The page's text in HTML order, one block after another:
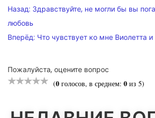
НАВИГАЦИЯ
ПО
ЗАПИСЯМ
Назад: Здравствуйте, не могли бы вы
любовь
Вперёд: Что чувствует ко мне Виолетта
Пожалуйста, оцените вопрос
(0 голосов, в среднем: 0 из 5)